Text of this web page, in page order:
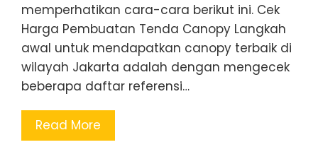
memperhatikan cara-cara berikut ini. Cek
Harga Pembuatan Tenda Canopy Langkah
awal untuk mendapatkan canopy terbaik di
wilayah Jakarta adalah dengan mengecek
beberapa daftar referensi…
Read More